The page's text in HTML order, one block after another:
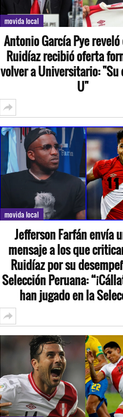
movida local
Antonio García Pye
Ruidíaz recibió oferta
volver a Universitario: "Su
U"
movida local
Jefferson Farfán envía
mensaje a los que
Ruidíaz por su
Selección Peruana:
han jugado en la